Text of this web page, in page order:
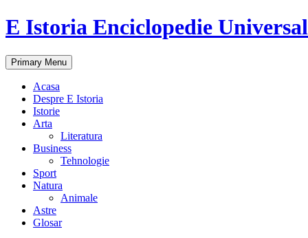
E Istoria Enciclopedie
Search
Primary Menu Skip
to
Acasa
Despre E Istoria
Istorie
Arta
Literatura
Business
Tehnologie
Sport
Natura
Animale
Astre
Glosar